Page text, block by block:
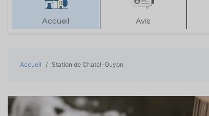
Accueil Avis
Accueil Station de Chatel-Guyon